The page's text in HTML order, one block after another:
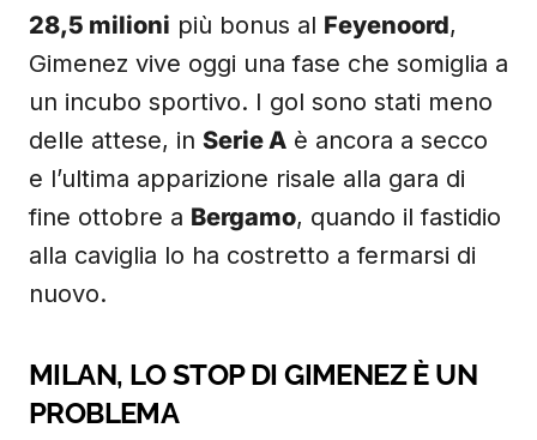
28,5 milioni più bonus al Feyenoord,
Gimenez vive oggi una fase che somiglia a
un incubo sportivo. I gol sono stati meno
delle attese, in Serie A è ancora a secco
e l’ultima apparizione risale alla gara di
fine ottobre a Bergamo, quando il fastidio
alla caviglia lo ha costretto a fermarsi di
nuovo.
MILAN, LO STOP DI GIMENEZ È UN
PROBLEMA